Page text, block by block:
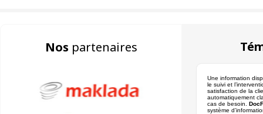
Nos partenaires
Une information
le suivi et
satisfaction de la
automatiquement
cas de besoin.
système